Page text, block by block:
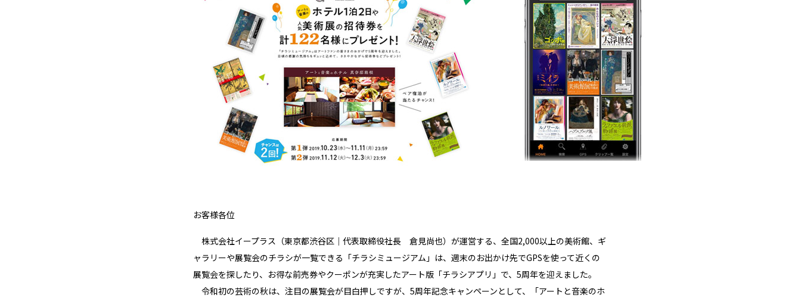
お客様各位
株式会社イープラス（東京都渋谷区｜代表取締役社長 倉見尚也）が運営する、全国2,000以上の美術館、ギ
ャラリーや展覧会のチラシが一覧できる「チラシミュージアム」は、週末のお出かけ先でGPSを使って近くの
展覧会を探したり、お得な前売券やクーポンが充実したアート版「チラシアプリ」で、5周年を迎えました。
令和初の芸術の秋は、注目の展覧会が目白押しですが、5周年記念キャンペーンとして、「アートと音楽のホ